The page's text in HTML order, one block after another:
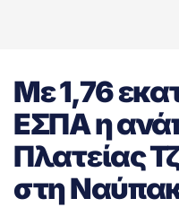
Με 1,76
ΕΣΠΑ η
Πλατείας
στη